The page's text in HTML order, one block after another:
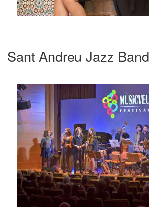
Sant Andreu Jazz Band